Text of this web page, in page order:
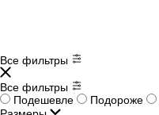
Все фильтры
Все фильтры
Подешевле
Подороже